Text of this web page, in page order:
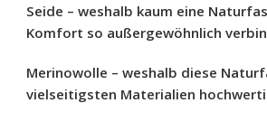
Seide – weshalb kaum eine
Komfort so außergewöhnlich
Merinowolle – weshalb diese
vielseitigsten Materialien